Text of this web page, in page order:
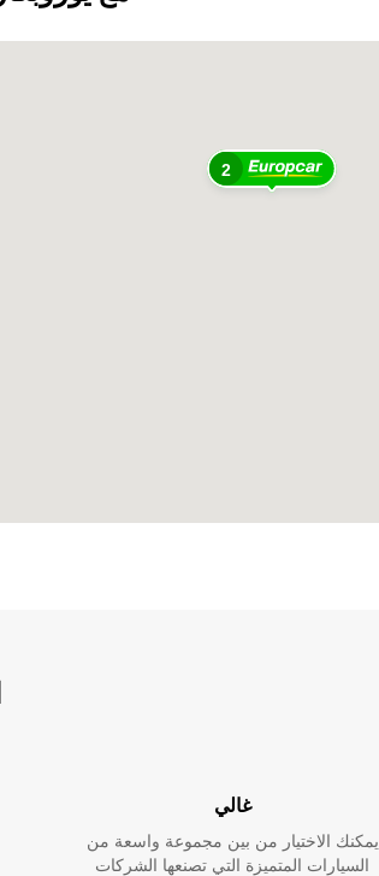
2
غالي
يمكنك الاختيار من بين مجموعة واسعة من
السيارات المتميزة التي تصنعها الشركات